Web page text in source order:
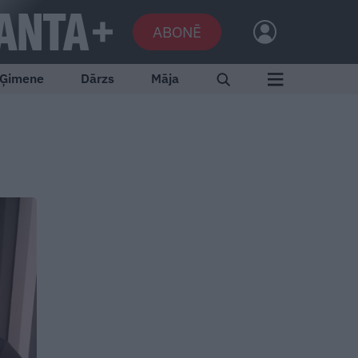
ABONĒ
Dārzs Māja